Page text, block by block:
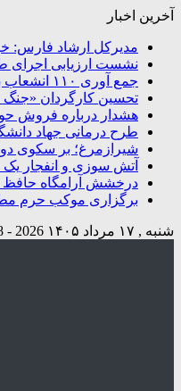
آخرین اخبار
مدیرکل ارشاد فارس:
نشست ارزیابی اجرای
جمع آوری ۱۱۰ انشعاب برق غیرمجاز و احصای ۲۳۰ هزار و ۴۱۵ کیلووات ساعت انرژی در شیراز
تحسین کارگردان «جنگ
هشدار درباره فروش
طرح درمانی جهاد
شیرازمرغ؛ بر سکوی
آتش سوزی و انفجار
درخشش آرامگاه‌ حافظ و
برگزاری موکب حرم
شنبه , ۱۷ مرداد ۱۴۰۵ 2026 - 08 - 08